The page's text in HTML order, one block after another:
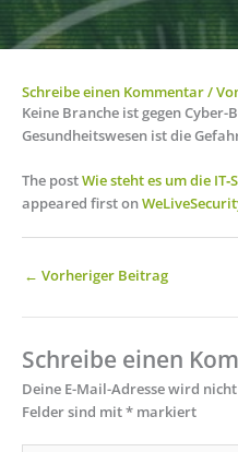
Schreibe einen Kommentar/
Keine Branche ist gegen
Gesundheitswesen ist die
The postWie steht es um die
appeared first on
← Vorheriger Beitrag
Schreibe einen
Deine E-Mail-Adresse wird
Felder sind mit* markiert